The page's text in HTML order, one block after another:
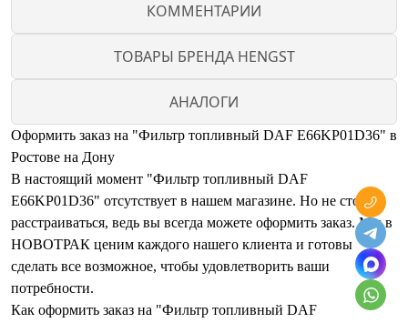
КОММЕНТАРИИ
ТОВАРЫ БРЕНДА HENGST
АНАЛОГИ
Оформить заказ на "Фильтр топливный DAF E66KP01D36" в
Ростове на Дону
В настоящий момент "Фильтр топливный DAF
E66KP01D36" отсутствует в нашем магазине. Но не стоит
расстраиваться, ведь вы всегда можете оформить заказ. Мы в
НОВОТРАК ценим каждого нашего клиента и готовы
сделать все возможное, чтобы удовлетворить ваши
потребности.
Как оформить заказ на "Фильтр топливный DAF